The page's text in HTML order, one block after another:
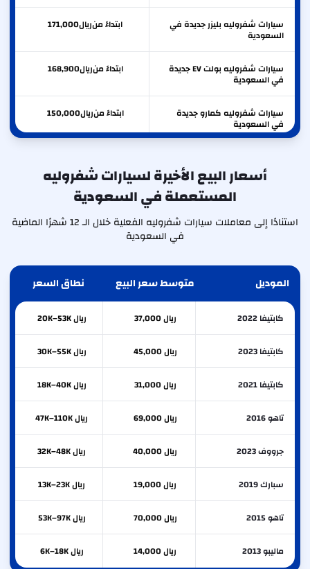
سيارات شفروليه بليزر جديدة في
السعودية
ابتداءً منريال171,000
سيارات شفروليه بولت EV جديدة
في السعودية
ابتداءً منريال168,900
سيارات شفروليه كمارو جديدة
في السعودية
ابتداءً منريال150,000
في السعودية
سيارات شفروليه تريل بليزر جديدة ابتداءً منريال80,600
أسعار البيع الأخيرة لسيارات شفروليه
المستعملة في السعودية
استنادًا إلى معاملات سيارات شفروليه الفعلية خلال الـ 12 شهرًا الماضية
في السعودية
الموديل متوسط سعر البيع نطاق السعر
كابتيفا 2022 ريال 37,000 ريال 20K–53K
كابتيفا 2023 ريال 45,000 ريال 30K–55K
كابتيفا 2021 ريال 31,000 ريال 18K–40K
تاهو 2016 ريال 69,000 ريال 47K–110K
جرووف 2023 ريال 40,000 ريال 32K–48K
سبارك 2019 ريال 19,000 ريال 13K–23K
تاهو 2015 ريال 70,000 ريال 53K–97K
ماليبو 2013 ريال 14,000 ريال 6K–18K